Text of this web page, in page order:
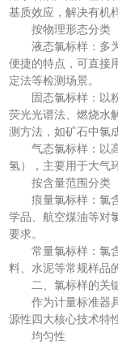
基质效应，解决有机
按物理形态分类
液态氯标样：多为
便捷的特点，可直接
定法等检测场景。
固态氯标样：以粉
荧光光谱法、燃烧水
测方法，如矿石中氯
气态氯标样：以高
氢），主要用于大气
按含量范围分类
痕量氯标样：氯含
学品、航空煤油等对
要求。
常量氯标样：氯含
料、水泥等常规样品
二、氯标样的关
作为计量标准器具
源性四大核心技术特
均匀性